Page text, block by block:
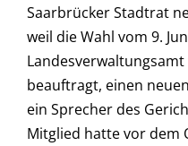
Saarbrücker Stadtrat
weil die Wahl vom 9.
beauftragt, einen
ein Sprecher des
Mitglied hatte vor dem